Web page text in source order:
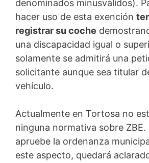
denominados minusválidos).
hacer uso de esta exención
registrar su coche
una discapacidad igual o
solamente se admitirá una
solicitante aunque sea titular
vehículo.
Actualmente en Tortosa no
ninguna normativa sobre ZBE.
apruebe la ordenanza
este aspecto, quedará